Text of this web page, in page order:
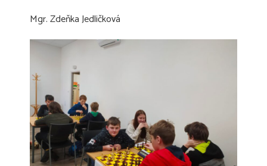
Mgr. Zdeňka Jedličková